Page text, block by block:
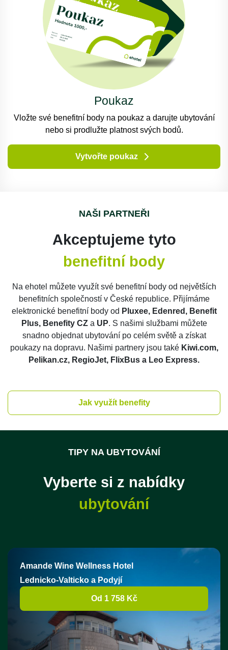
Poukaz
Vložte své benefitní body na poukaz a darujte ubytování
nebo si prodlužte platnost svých bodů.
Vytvořte poukaz
NAŠI PARTNEŘI
Akceptujeme tyto
benefitní body
Na ehotel můžete využít své benefitní body od největších
benefitních společností v České republice. Přijímáme
elektronické benefitní body od Pluxee, Edenred, Benefit
Plus, Benefity CZa UP. S našimi službami můžete
snadno objednat ubytování po celém světě a získat
poukazy na dopravu. Našimi partnery jsou také Kiwi.com,
Pelikan.cz, RegioJet, FlixBus a Leo Express.
Jak využít benefity
TIPY NA UBYTOVÁNÍ
Vyberte si z nabídky
ubytování
Amande Wine Wellness Hotel
Lednicko-Valticko a Podyjí
Od 1 758 Kč